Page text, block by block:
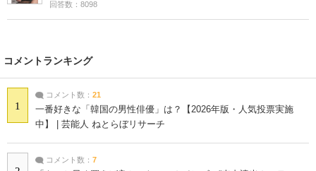
回答数：8098
コメントランキング
1
コメント数： 21
一番好きな「韓国の男性俳優」は？【2026年版・人気投票実施
中】 | 芸能人 ねとらぼリサーチ
コメント数： 7